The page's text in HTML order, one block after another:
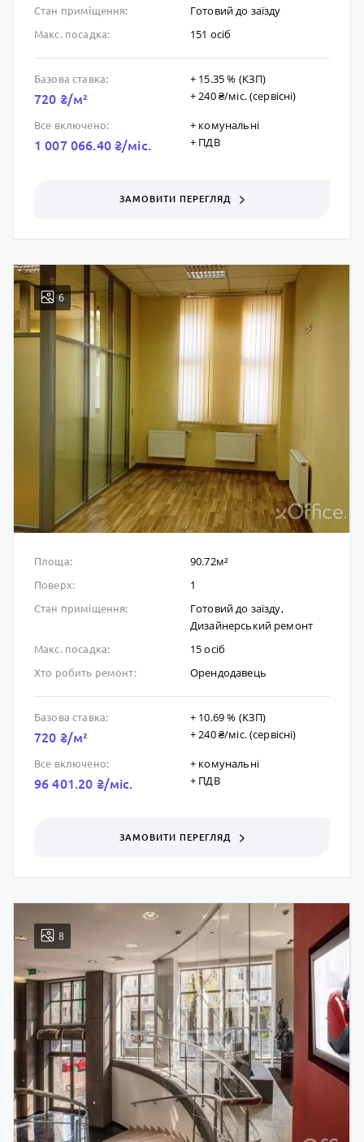
Стан приміщення: Готовий до заïзду
Макс. посадка: 151 осіб
Базова ставка:
720 ₴/м²
+ 15.35 % (КЗП)
+ 240 ₴/мic. (сервісні)
Все включено:
1 007 066.40 ₴/мic.
+ комунальні
+ ПДВ
ЗАМОВИТИ ПЕРЕГЛЯД
6
Площа: 90.72м²
Поверх: 1
Стан приміщення:
Готовий до заïзду,
Дизайнерський ремонт
Макс. посадка: 15 осіб
Хто робить ремонт: Орендодавець
Базова ставка:
720 ₴/м²
+ 10.69 % (КЗП)
+ 240 ₴/мic. (сервісні)
Все включено:
96 401.20 ₴/мic.
+ комунальні
+ ПДВ
ЗАМОВИТИ ПЕРЕГЛЯД
8